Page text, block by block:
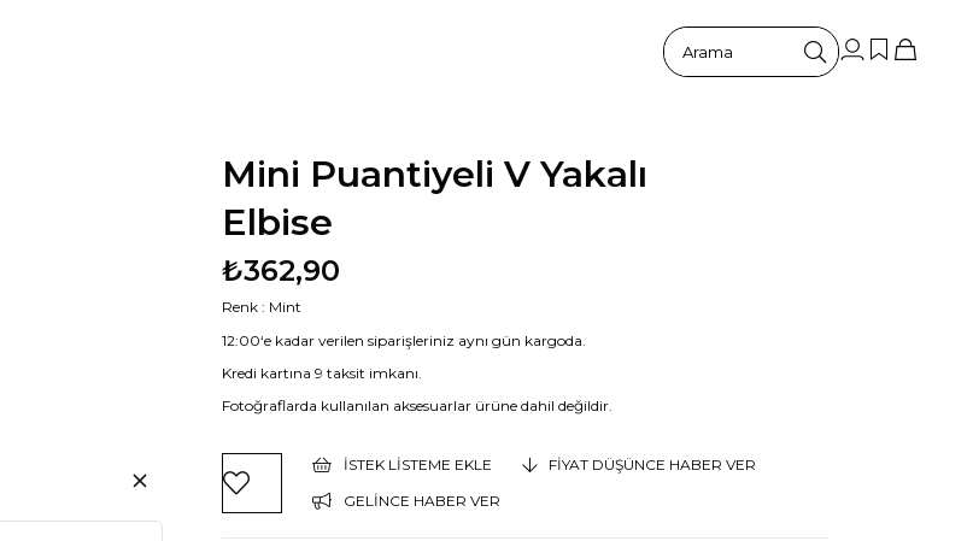
Mini Puantiyeli V Yakalı
Elbise
₺362,90
Renk : Mint
12:00‘e kadar verilen siparişleriniz aynı gün kargoda.
Kredi kartına 9 taksit imkanı.
Fotoğraflarda kullanılan aksesuarlar ürüne dahil değildir.
İSTEK LISTEME EKLE
FIYAT DÜŞÜNCE HABER VER
GELINCE HABER VER